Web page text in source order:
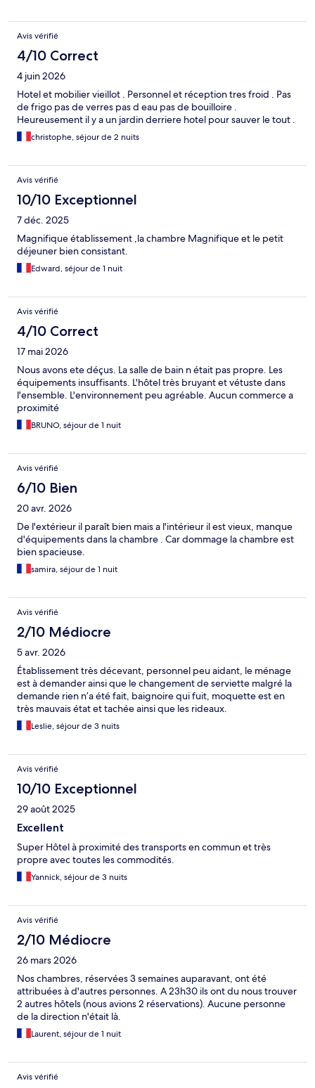
Avis vérifié
4/10 Correct
4 juin 2026
Hotel et mobilier vieillot . Personnel et réception tres froid . Pas
de frigo pas de verres pas d eau pas de bouilloire .
Heureusement il y a un jardin derriere hotel pour sauver le tout .
christophe, séjour de 2 nuits
Avis vérifié
10/10 Exceptionnel
7 déc. 2025
Magnifique établissement ,la chambre Magnifique et le petit
déjeuner bien consistant.
Edward, séjour de 1 nuit
Avis vérifié
4/10 Correct
17 mai 2026
Nous avons ete déçus. La salle de bain n était pas propre. Les
équipements insuffisants. L'hôtel très bruyant et vétuste dans
l'ensemble. L'environnement peu agréable. Aucun commerce a
proximité
BRUNO, séjour de 1 nuit
Avis vérifié
6/10 Bien
20 avr. 2026
De l'extérieur il paraît bien mais a l'intérieur il est vieux, manque
d'équipements dans la chambre . Car dommage la chambre est
bien spacieuse.
samira, séjour de 1 nuit
Avis vérifié
2/10 Médiocre
5 avr. 2026
Établissement très décevant, personnel peu aidant, le ménage
est à demander ainsi que le changement de serviette malgré la
demande rien n’a été fait, baignoire qui fuit, moquette est en
très mauvais état et tachée ainsi que les rideaux.
Leslie, séjour de 3 nuits
Avis vérifié
10/10 Exceptionnel
29 août 2025
Excellent
Super Hôtel à proximité des transports en commun et très
propre avec toutes les commodités.
Yannick, séjour de 3 nuits
Avis vérifié
2/10 Médiocre
26 mars 2026
Nos chambres, réservées 3 semaines auparavant, ont été
attribuées à d'autres personnes. A 23h30 ils ont du nous trouver
2 autres hôtels (nous avions 2 réservations). Aucune personne
de la direction n'était là.
Laurent, séjour de 1 nuit
Avis vérifié